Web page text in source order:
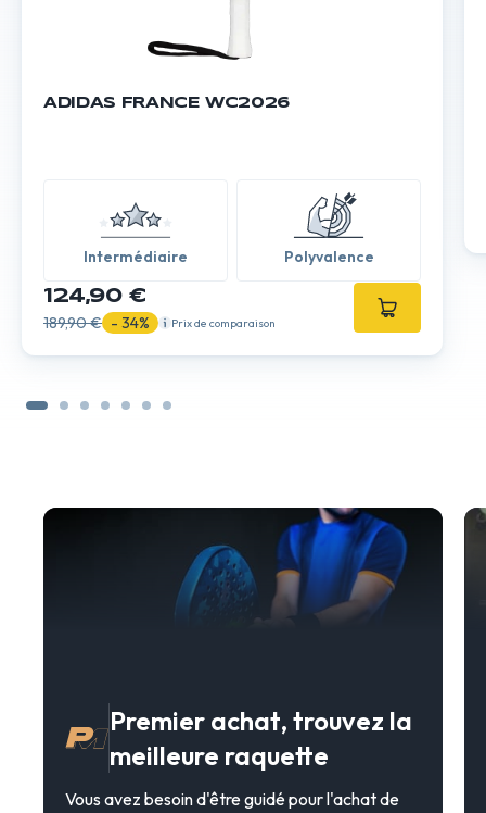
ADIDAS FRANCE WC2026
Intermédiaire Polyvalence
124,90 €
189,90 € - 34% Prix de comparaison
Premier achat, trouvez la
meilleure raquette
Vous avez besoin d'être guidé pour l'achat de